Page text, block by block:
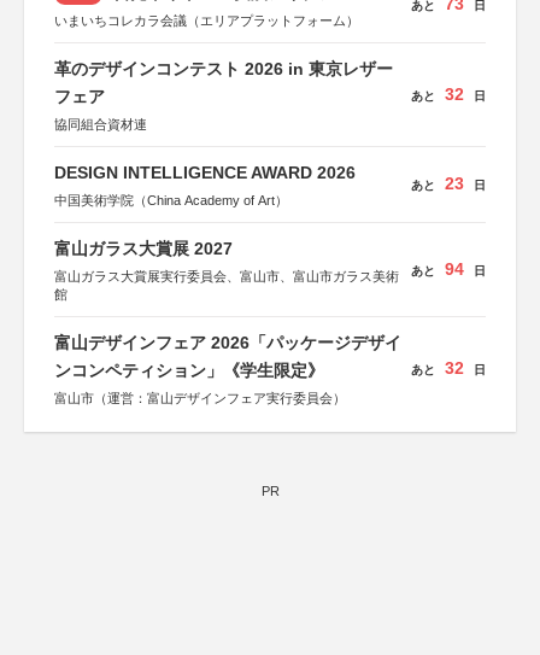
いまいちコレカラ会議（エリアプラットフォーム）
あと 日
革のデザインコンテスト 2026 in 東京レザー
フェア
協同組合資材連
あと 32 日
DESIGN INTELLIGENCE AWARD 2026
中国美術学院（China Academy of Art）
あと 23 日
富山ガラス大賞展 2027
富山ガラス大賞展実行委員会、富山市、富山市ガラス美術
館
あと 94 日
富山デザインフェア 2026「パッケージデザイ
ンコンペティション」《学生限定》
富山市（運営：富山デザインフェア実行委員会）
あと 32 日
PR